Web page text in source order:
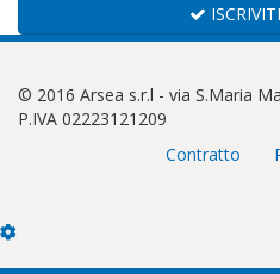
© 2016 Arsea s.r.l - via S.Maria
P.IVA 02223121209
Contratto
Cookie